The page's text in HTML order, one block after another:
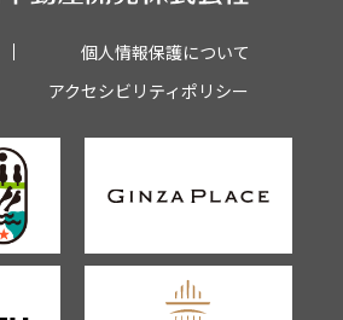
個人情報保護について
アクセシビリティポリシー